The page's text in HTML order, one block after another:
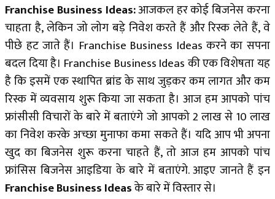
Franchise Business Ideas:आजकल हर कोई बिजनेस करना
चाहता है, लेकिन जो लोग बड़े निवेश करते हैं और रिस्क लेते हैं, वे
पीछे हट जाते हैं। Franchise Business Ideas करने का सपना
बदल दिया है। Franchise Business Ideas की एक विशेषता यह
है कि इसमें एक स्थापित ब्रांड के साथ जुड़कर कम लागत और कम
रिस्क में व्यवसाय शुरू किया जा सकता है। आज हम आपको पांच
फ्रांसीसी विचारों के बारे में बताएंगे जो आपको ₹2 लाख से ₹10 लाख
का निवेश करके अच्छा मुनाफा कमा सकते हैं। यदि आप भी अपना
खुद का बिजनेस शुरू करना चाहते हैं, तो आज हम आपको पांच
फ्रांसिस बिजनेस आइडिया के बारे में बताएंगे. आइए जानते हैं इन
Franchise Business Ideasके बारे में विस्तार से।